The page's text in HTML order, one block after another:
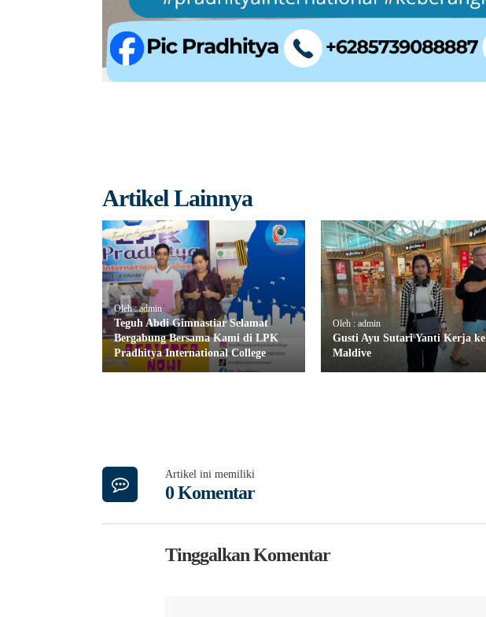
Artikel Lainnya
Oleh : admin
Teguh Abdi Gimnastiar Selamat
Bergabung Bersama Kami di LPK
Pradhitya International College
Oleh : admin
Gusti Ayu Sutari Yanti Kerja ke
Maldive
Artikel ini memiliki
0 Komentar
Tinggalkan Komentar